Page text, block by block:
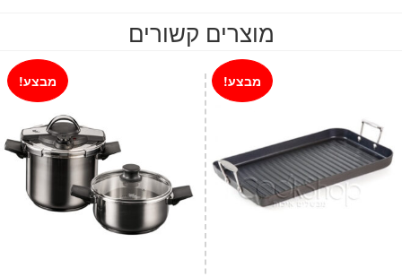
מוצרים קשורים
מבצע! מבצע!